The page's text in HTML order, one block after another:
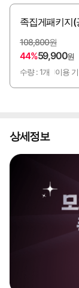
족집게패키지
108,800원
44%59,900원
수량 : 1개
이용
상세정보